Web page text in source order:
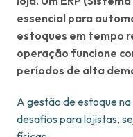
essencial para
estoques em tempo
operação funcione
períodos de alta
A gestão de estoque na
desafios para lojistas,